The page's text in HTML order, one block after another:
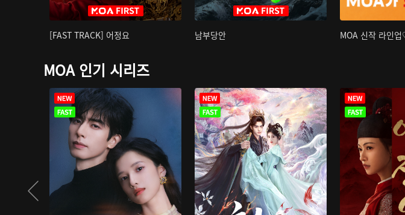
[FAST TRACK] 어정요 남부당안 MOA 신작 라인
MOA 인기 시리즈